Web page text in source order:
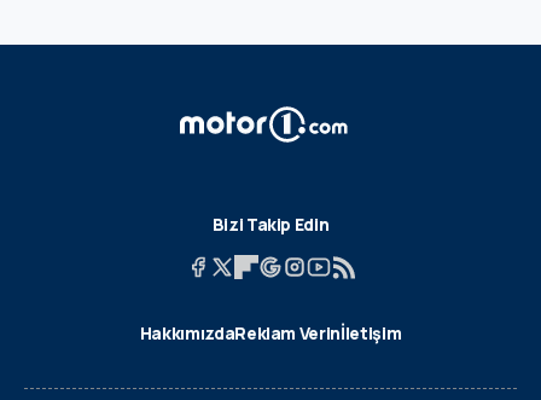
Bizi Takip Edin
HakkımızdaReklam Verinİletişim